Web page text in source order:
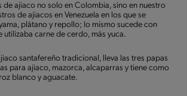
de ajiaco no solo en Colombia, sino en nuestro
de ajiacos en Venezuela en los que se
plátano y repollo; lo mismo sucede con
utilizaba carne de cerdo, más yuca.
santafereño tradicional, lleva las tres papas
para ajiaco, mazorca, alcaparras y tiene como
blanco y aguacate.